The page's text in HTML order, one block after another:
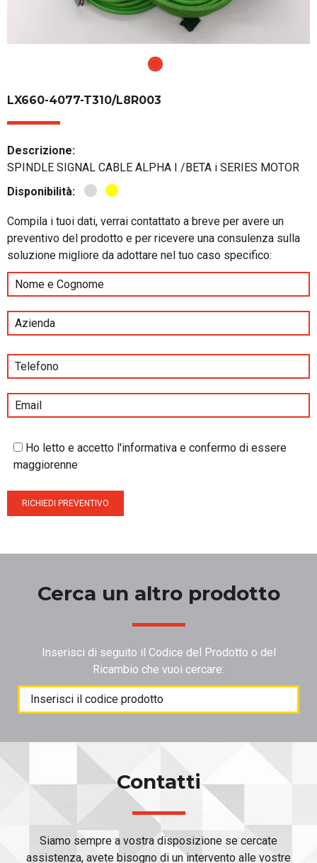
LX660-4077-T310/L8R003
Descrizione:
SPINDLE SIGNAL CABLE ALPHA I /BETA i SERIES MOTOR
Disponibilità:
Compila i tuoi dati, verrai contattato a breve per avere un
preventivo del prodotto e per ricevere una consulenza sulla
soluzione migliore da adottare nel tuo caso specifico:
Ho letto e accetto l'informativa e confermo di essere
maggiorenne
Cerca un altro prodotto
Inserisci di seguito il Codice del Prodotto o del
Ricambio che vuoi cercare:
Products
search
Contatti
Siamo sempre a vostra disposizione se cercate
assistenza, avete bisogno di un intervento alle vostre